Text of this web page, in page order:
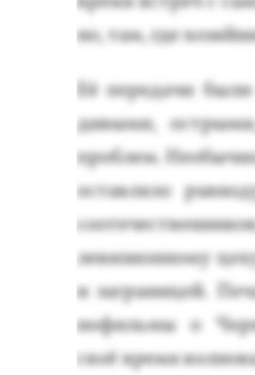
но, там, где
Её пе­реда­чи
ди­выми,
проб­лем.
ос­тавля­ло
леви­зи­он­но­му
и заг­ра­ницей.
нофиль­мы о
своё вре­мя